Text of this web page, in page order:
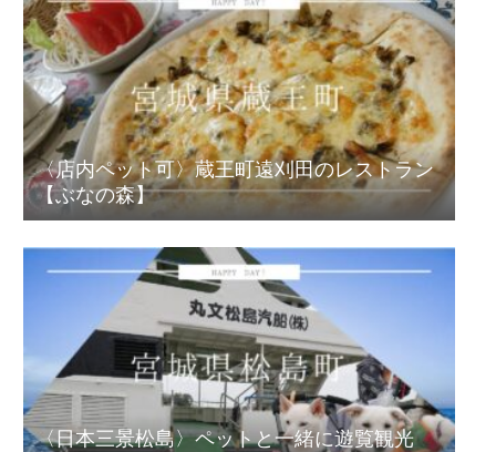
〈店内ペット可〉蔵王町遠刈田のレストラン
【ぶなの森】
〈日本三景松島〉ペットと一緒に遊覧観光